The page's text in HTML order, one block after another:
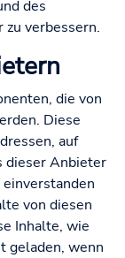
des
verbessern.
die von
Diese
auf
dieser Anbieter
von diesen
Inhalte, wie
geladen, wenn